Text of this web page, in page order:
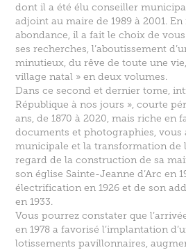
dont il a été élu conseiller
adjoint au maire de 1989 à 2001.
abondance, il a fait le choix de
ses recherches, l’aboutissement
minutieux, du rêve de toute une
village natal » en deux volumes.
Dans ce second et dernier tome,
République à nos jours », courte
ans, de 1870 à 2020, mais riche en
documents et photographies, vous
municipale et la transformation de
regard de la construction de sa
son église Sainte-Jeanne d’Arc en
électrification en 1926 et de son
en 1933.
Vous pourrez constater que
en 1978 a favorisé l’implantation
lotissements pavillonnaires,